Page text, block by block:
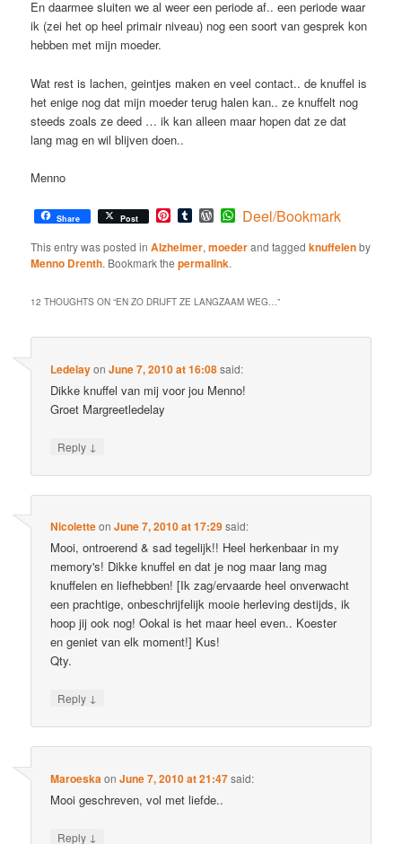
En daarmee sluiten we al weer een periode af.. een periode waar
ik (zei het op heel primair niveau) nog een soort van gesprek kon
hebben met mijn moeder.
Wat rest is lachen, geintjes maken en veel contact.. de knuffel is
het enige nog dat mijn moeder terug halen kan.. ze knuffelt nog
steeds zoals ze deed … ik kan alleen maar hopen dat ze dat
lang mag en wil blijven doen..
Menno
Share Post Pinterest
TumblrWordPress
WhatsApp
Deel/Bookmark
This entry was posted inAlzheimer,moederand taggedknuffelenby
Menno Drenth. Bookmark thepermalink.
12 THOUGHTS ON “EN ZO DRIJFT ZE LANGZAAM WEG…”
LedelayonJune 7, 2010 at 16:08said:
Dikke knuffel van mij voor jou Menno!
Groet Margreetledelay
Reply ↓
NicoletteonJune 7, 2010 at 17:29said:
Mooi, ontroerend & sad tegelijk!! Heel herkenbaar in my
memory's! Dikke knuffel en dat je nog maar lang mag
knuffelen en liefhebben! [Ik zag/ervaarde heel onverwacht
een prachtige, onbeschrijfelijk mooie herleving destijds, ik
hoop jij ook nog! Ookal is het maar heel even.. Koester
en geniet van elk moment!] Kus!
Qty.
Reply ↓
Maroeska onJune 7, 2010 at 21:47said:
Mooi geschreven, vol met liefde..
Reply ↓